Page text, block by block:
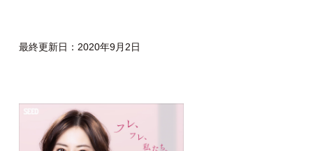
最終更新日：2020年9月2日